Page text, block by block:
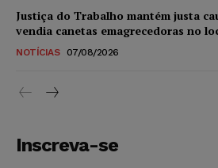
Justiça do Trabalho mantém justa
vendia canetas emagrecedoras no
NOTÍCIAS 07/08/2026
Inscreva-se